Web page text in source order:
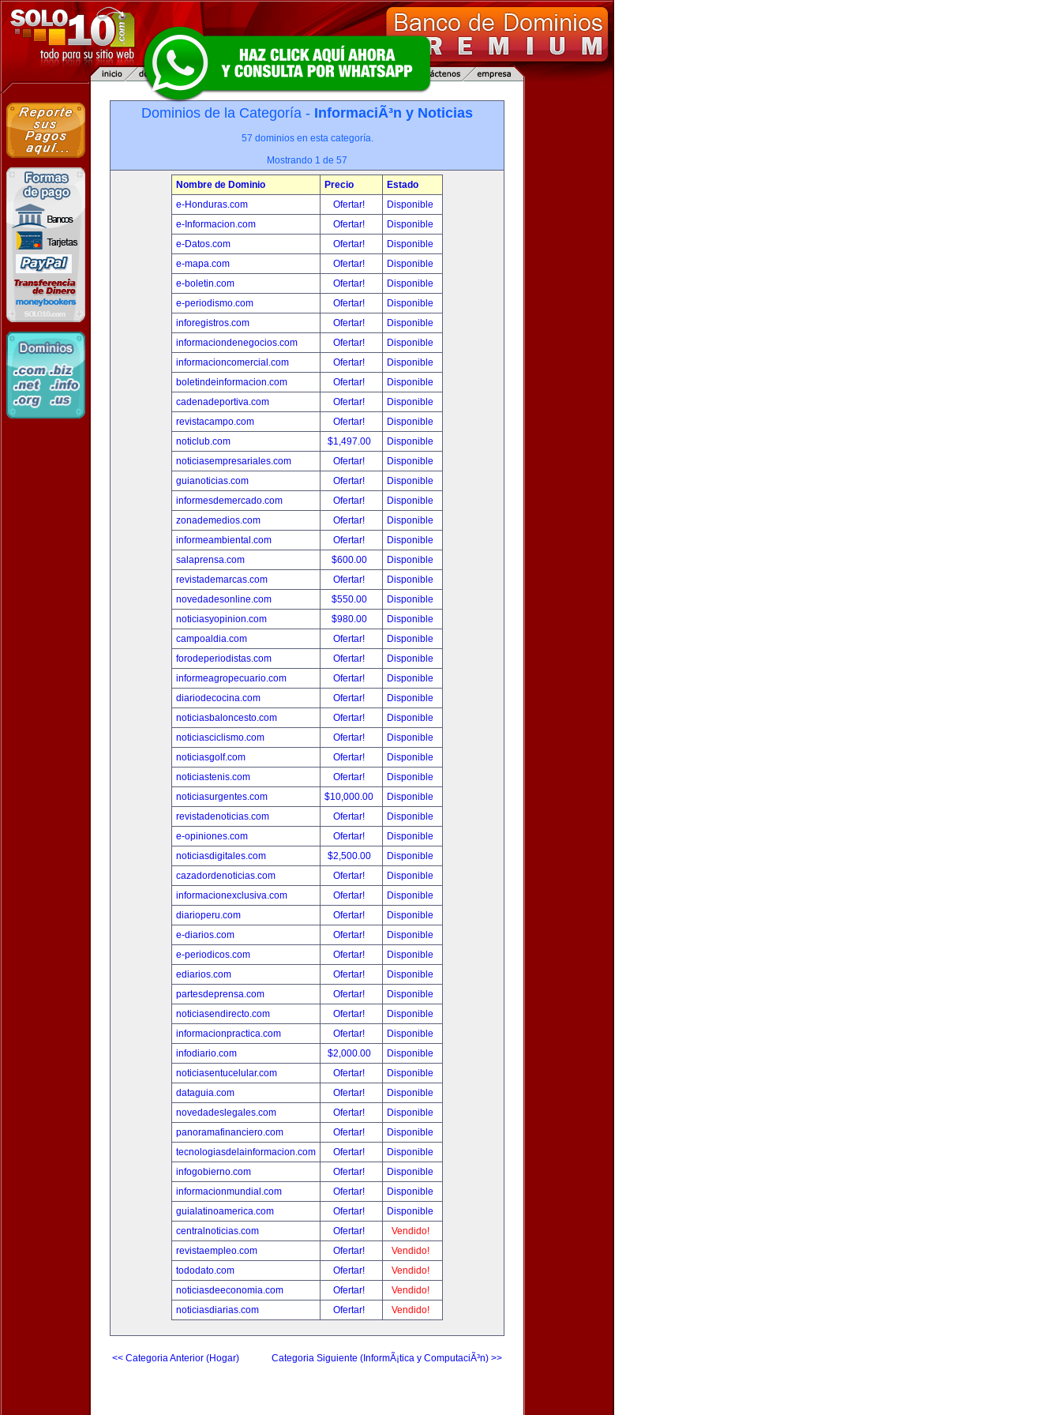
Dominios de la Categoría - InformaciÃ³n y Noticias
57 dominios en esta categoría.
Mostrando 1 de 57
Nombre de Dominio Precio
Estado
e-Honduras.com
Ofertar!
Disponible
e-Informacion.com
Ofertar!
Disponible
e-Datos.com
Ofertar!
Disponible
e-mapa.com
Ofertar!
Disponible
e-boletin.com
Ofertar!
Disponible
e-periodismo.com
Ofertar!
Disponible
inforegistros.com
Ofertar!
Disponible
informaciondenegocios.com
Ofertar!
Disponible
informacioncomercial.com
Ofertar!
Disponible
boletindeinformacion.com
Ofertar!
Disponible
cadenadeportiva.com
Ofertar!
Disponible
revistacampo.com
Ofertar!
Disponible
noticlub.com
$1,497.00
Disponible
noticiasempresariales.com
Ofertar!
Disponible
guianoticias.com
Ofertar!
Disponible
informesdemercado.com
Ofertar!
Disponible
zonademedios.com
Ofertar!
Disponible
informeambiental.com
Ofertar!
Disponible
salaprensa.com
$600.00
Disponible
revistademarcas.com
Ofertar!
Disponible
novedadesonline.com
$550.00
Disponible
noticiasyopinion.com
$980.00
Disponible
campoaldia.com
Ofertar!
Disponible
forodeperiodistas.com
Ofertar!
Disponible
informeagropecuario.com
Ofertar!
Disponible
diariodecocina.com
Ofertar!
Disponible
noticiasbaloncesto.com
Ofertar!
Disponible
noticiasciclismo.com
Ofertar!
Disponible
noticiasgolf.com
Ofertar!
Disponible
noticiastenis.com
Ofertar!
Disponible
noticiasurgentes.com
$10,000.00
Disponible
revistadenoticias.com
Ofertar!
Disponible
e-opiniones.com
Ofertar!
Disponible
noticiasdigitales.com
$2,500.00
Disponible
cazadordenoticias.com
Ofertar!
Disponible
informacionexclusiva.com
Ofertar!
Disponible
diarioperu.com
Ofertar!
Disponible
e-diarios.com
Ofertar!
Disponible
e-periodicos.com
Ofertar!
Disponible
ediarios.com
Ofertar!
Disponible
partesdeprensa.com
Ofertar!
Disponible
noticiasendirecto.com
Ofertar!
Disponible
informacionpractica.com
Ofertar!
Disponible
infodiario.com
$2,000.00
Disponible
noticiasentucelular.com
Ofertar!
Disponible
dataguia.com
Ofertar!
Disponible
novedadeslegales.com
Ofertar!
Disponible
panoramafinanciero.com
Ofertar!
Disponible
tecnologiasdelainformacion.com
Ofertar!
Disponible
infogobierno.com
Ofertar!
Disponible
informacionmundial.com
Ofertar!
Disponible
guialatinoamerica.com
Ofertar!
Disponible
centralnoticias.com
Ofertar!
Vendido!
revistaempleo.com
Ofertar!
Vendido!
tododato.com
Ofertar!
Vendido!
noticiasdeeconomia.com
Ofertar!
Vendido!
noticiasdiarias.com
Ofertar! Vendido!
<< Categoria Anterior (Hogar) Categoria Siguiente (InformÃ¡tica y ComputaciÃ³n) >>